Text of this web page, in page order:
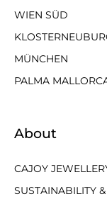
WIEN SÜD
MÜNCHEN
PALMA
About
CAJOY
SUSTAINABILITY